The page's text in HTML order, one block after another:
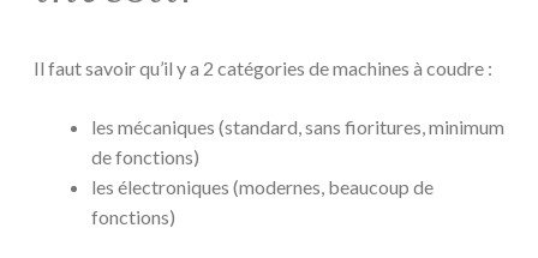
Il faut savoir qu’il y a 2 catégories de machines à coudre :
les mécaniques (standard, sans fioritures, minimum
de fonctions)
les électroniques (modernes, beaucoup de
fonctions)